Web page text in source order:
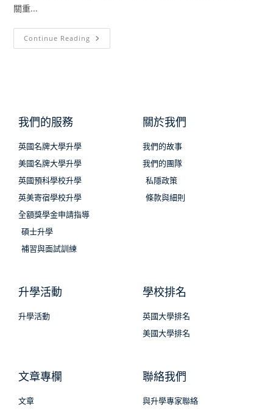
關重...
Continue Reading
我們的服務
英國名牌大學升學
美國名牌大學升學
英國預科學校升學
英美寄宿學校升學
全額獎學金申請指導
碩士升學
補習與面試訓練
關於我們
我們的故事
我們的團隊
私隱政策
條款與細則
升學活動
升學活動
學校排名
英國大學排名
美國大學排名
文章專欄
文章
聯絡我們
與升學專家聯絡